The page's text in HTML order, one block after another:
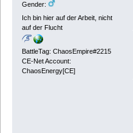
Gender:
Ich bin hier auf der Arbeit, nicht
auf der Flucht
BattleTag: ChaosEmpire#2215
CE-Net Account:
ChaosEnergy[CE]